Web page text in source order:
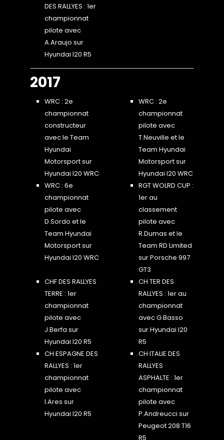
DES RALLYES : 1er
championnat
pilote avec
A.Araujo sur
Hyundai I20 R5
2017
WRC : 2e
championnat
constructeur
avec le Team
Hyundai
Motorsport sur
Hyundai I20 WRC
WRC : 2e
championnat
pilote avec
T.Neuville et le
Team Hyundai
Motorsport sur
Hyundai I20 WRC
WRC : 6e
championnat
pilote avec
D.Sordo et le
Team Hyundai
Motorsport sur
Hyundai I20 WRC
RGT WOLRD CUP :
1er au
classement
pilote avec
R.Dumas et le
Team RD Limited
sur Porsche 997
GT3
CHF DES RALLYES
TERRE : 1er
championnat
pilote avec
J.Berfa sur
Hyundai I20 R5
CH TER DES
RALLYES : 1er au
championnat
avec G.Basso
sur Hyundai I20
R5
CH ESPAGNE DES
RALLYES : 1er
championnat
pilote avec
I.Ares sur
Hyundai I20 R5
CH ITALIE DES
RALLYES
ASPHALTE : 1er
championnat
pilote avec
P.Andreucci sur
Peugeot 208 T16
R5